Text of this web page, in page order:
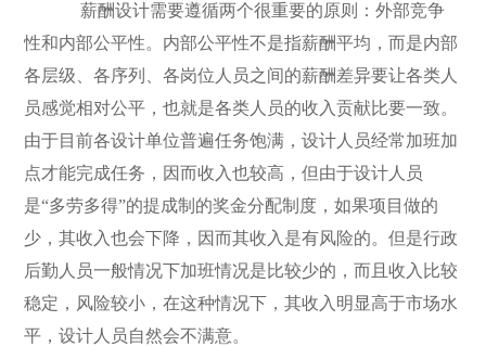
薪酬设计需要遵循两个很重要的原则：外部竞争
性和内部公平性。内部公平性不是指薪酬平均，而是内部
各层级、各序列、各岗位人员之间的薪酬差异要让各类人
员感觉相对公平，也就是各类人员的收入贡献比要一致。
由于目前各设计单位普遍任务饱满，设计人员经常加班加
点才能完成任务，因而收入也较高，但由于设计人员
是“多劳多得”的提成制的奖金分配制度，如果项目做的
少，其收入也会下降，因而其收入是有风险的。但是行政
后勤人员一般情况下加班情况是比较少的，而且收入比较
稳定，风险较小，在这种情况下，其收入明显高于市场水
平，设计人员自然会不满意。